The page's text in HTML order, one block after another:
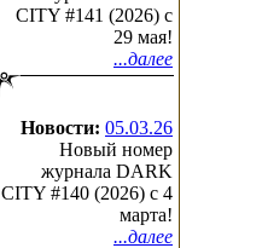
CITY #141 (2026) c
29 мая!
...далее
Новости: 05.03.26
Новый номер
журнала DARK
CITY #140 (2026) c 4
марта!
...далее